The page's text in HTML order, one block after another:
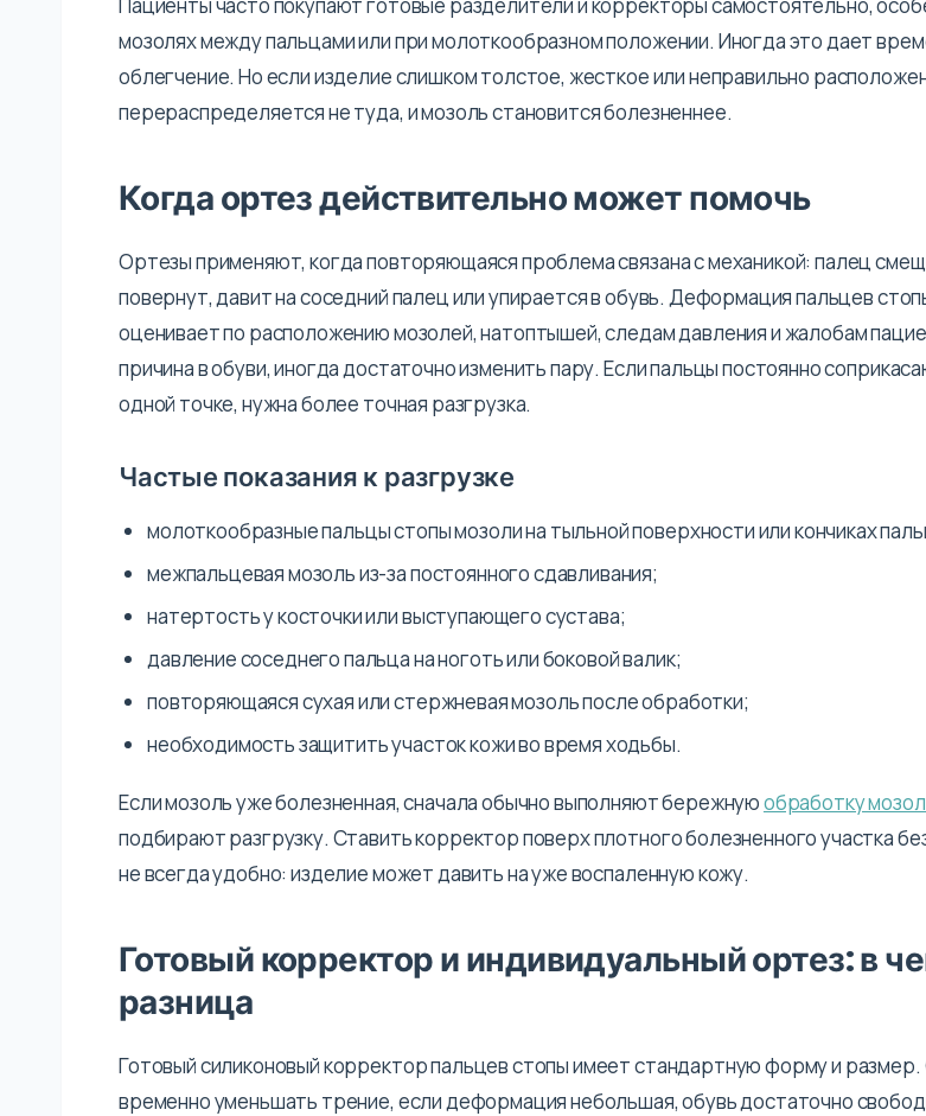
мозолях между пальцами или при молоткообразном положении. Иногда это дает
облегчение. Но если изделие слишком толстое, жесткое или неправильно
перераспределяется не туда, и мозоль становится болезненнее.
Когда ортез действительно может помочь
Ортезы применяют, когда повторяющаяся проблема связана с механикой: палец
повернут, давит на соседний палец или упирается в обувь. Деформация пальцев
оценивает по расположению мозолей, натоптышей, следам давления и жалобам
причина в обуви, иногда достаточно изменить пару. Если пальцы постоянно
одной точке, нужна более точная разгрузка.
Частые показания к разгрузке
молоткообразные пальцы стопы мозоли на тыльной поверхности или кончиках
межпальцевая мозоль из-за постоянного сдавливания;
натертость у косточки или выступающего сустава;
давление соседнего пальца на ноготь или боковой валик;
повторяющаяся сухая или стержневая мозоль после обработки;
необходимость защитить участок кожи во время ходьбы.
Если мозоль уже болезненная, сначала обычно выполняют бережнуюобработку
подбирают разгрузку. Ставить корректор поверх плотного болезненного участка
не всегда удобно: изделие может давить на уже воспаленную кожу.
Готовый корректор и индивидуальный ортез: в
разница
Готовый силиконовый корректор пальцев стопы имеет стандартную форму и
временно уменьшать трение, если деформация небольшая, обувь достаточно